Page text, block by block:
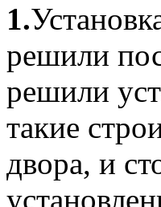
1.
решили
решили
такие
двора, и